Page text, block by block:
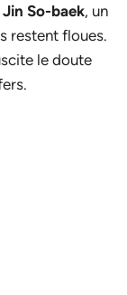
Jin So-baek, un
restent floues.
le doute